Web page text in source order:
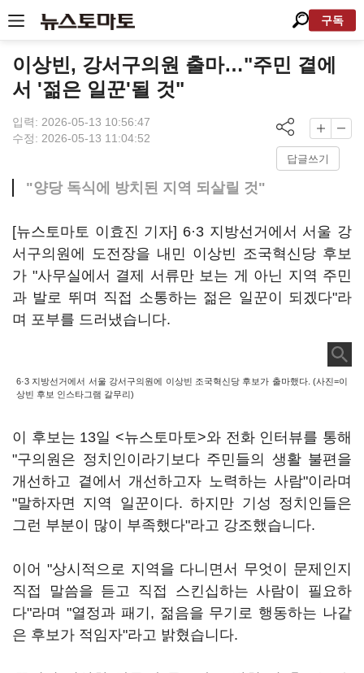
구독
이상빈, 강서구의원 출마…"주민 곁에
서 '젊은 일꾼'될 것"
입력: 2026-05-13 10:56:47
수정: 2026-05-13 11:04:52
답글쓰기
"양당 독식에 방치된 지역 되살릴 것"
[뉴스토마토 이효진 기자] 6·3 지방선거에서 서울 강
서구의원에 도전장을 내민 이상빈 조국혁신당 후보
가 "사무실에서 결제 서류만 보는 게 아닌 지역 주민
과 발로 뛰며 직접 소통하는 젊은 일꾼이 되겠다"라
며 포부를 드러냈습니다.
6·3 지방선거에서 서울 강서구의원에 이상빈 조국혁신당 후보가 출마했다. (사진=이
상빈 후보 인스타그램 갈무리)
이 후보는 13일 <뉴스토마토>와 전화 인터뷰를 통해
"구의원은 정치인이라기보다 주민들의 생활 불편을
개선하고 곁에서 개선하고자 노력하는 사람"이라며
"말하자면 지역 일꾼이다. 하지만 기성 정치인들은
그런 부분이 많이 부족했다"라고 강조했습니다.
이어 "상시적으로 지역을 다니면서 무엇이 문제인지
직접 말씀을 듣고 직접 스킨십하는 사람이 필요하
다"라며 "열정과 패기, 젊음을 무기로 행동하는 나같
은 후보가 적임자"라고 밝혔습니다.